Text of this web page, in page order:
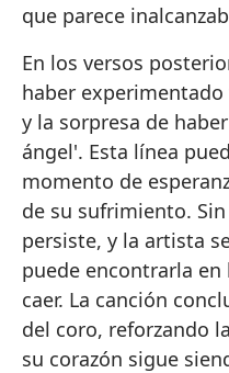
que parece
En los versos
haber
y la sorpresa de
ángel'. Esta línea
momento de
de su sufrimiento.
persiste, y la artista
puede encontrarla
caer. La canción
del coro, reforzando
su corazón sigue